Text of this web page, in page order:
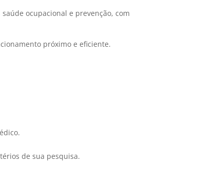
ocupacional e prevenção, com
próximo e eficiente.
de sua pesquisa.